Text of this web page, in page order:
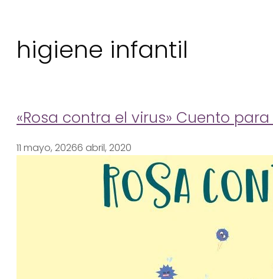
higiene infantil
«Rosa contra el virus» Cuento
11 mayo, 20266 abril, 2020